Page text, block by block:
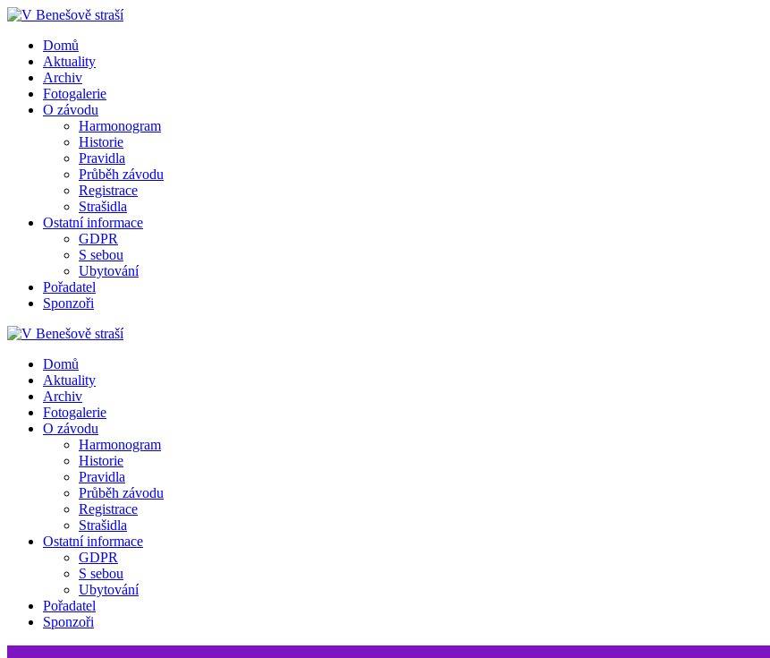
Přeskočit
obsah
Domů
Aktuality
Archiv
Fotogalerie
O závodu
Harmonogram
Historie
Pravidla
Průběh závodu
Registrace
Strašidla
Ostatní informace
GDPR
S sebou
Ubytování
Pořadatel
Sponzoři
Domů
Aktuality
Archiv
Fotogalerie
O závodu
Harmonogram
Historie
Pravidla
Průběh závodu
Registrace
Strašidla
Ostatní informace
GDPR
S sebou
Ubytování
Pořadatel
Sponzoři